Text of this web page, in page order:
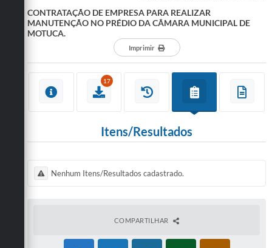
CONTRATAÇÃO DE EMPRESA PARA REALIZAR
MANUTENÇÃO NO PRÉDIO DA CÂMARA MUNICIPAL DE
MOTUCA.
Imprimir
17
Itens/Resultados
Nenhum Itens/Resultados cadastrado.
COMPARTILHAR